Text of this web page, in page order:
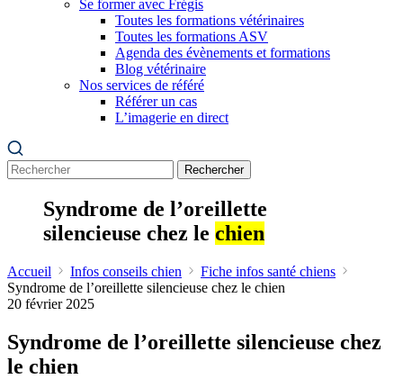
Se former avec Frégis
Toutes les formations vétérinaires
Toutes les formations ASV
Agenda des évènements et formations
Blog vétérinaire
Nos services de référé
Référer un cas
L’imagerie en direct
Rechercher
Syndrome de l’oreillette
silencieuse chez le chien
Accueil Infos conseils chien
Fiche infos santé chiens
Syndrome de l’oreillette silencieuse chez le chien
20 février 2025
Syndrome de l’oreillette silencieuse chez
le chien